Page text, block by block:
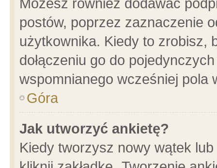
postów, poprzez zaznaczenie
użytkownika. Kiedy to zrobisz,
dołączeniu go do
wspomnianego wcześniej pola
Góra
Jak utworzyć ankietę?
Kiedy tworzysz nowy wątek